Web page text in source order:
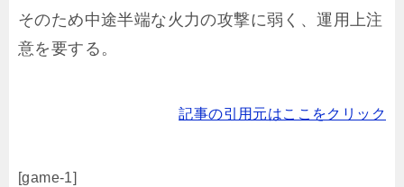
そのため中途半端な火力の攻撃に弱く、運用上注
意を要する。
記事の引用元はここをクリック
[game-1]